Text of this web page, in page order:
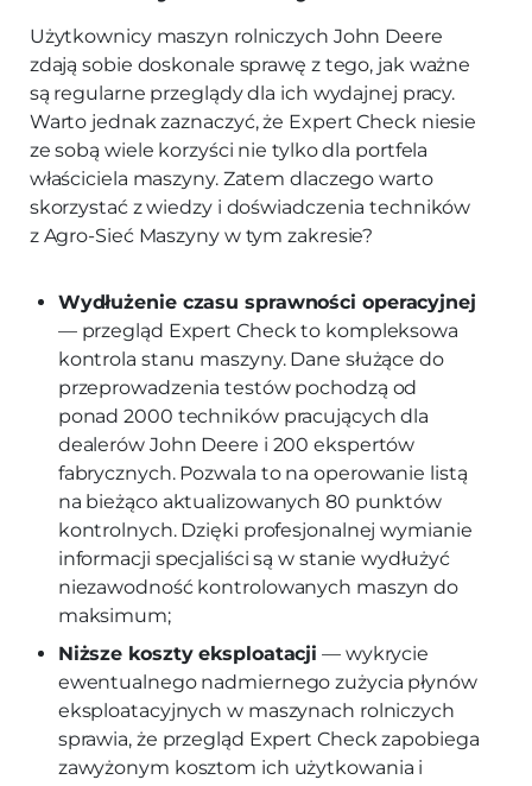
Użytkownicy maszyn rolniczych John Deere
zdają sobie doskonale sprawę z tego, jak ważne
są regularne przeglądy dla ich wydajnej pracy.
Warto jednak zaznaczyć, że Expert Check niesie
ze sobą wiele korzyści nie tylko dla portfela
właściciela maszyny. Zatem dlaczego warto
skorzystać z wiedzy i doświadczenia techników
z Agro-Sieć Maszyny w tym zakresie?
Wydłużenie czasu sprawności operacyjnej
— przegląd Expert Check to kompleksowa
kontrola stanu maszyny. Dane służące do
przeprowadzenia testów pochodzą od
ponad 2000 techników pracujących dla
dealerów John Deere i 200 ekspertów
fabrycznych. Pozwala to na operowanie listą
na bieżąco aktualizowanych 80 punktów
kontrolnych. Dzięki profesjonalnej wymianie
informacji specjaliści są w stanie wydłużyć
niezawodność kontrolowanych maszyn do
maksimum;
Niższe koszty eksploatacji — wykrycie
ewentualnego nadmiernego zużycia płynów
eksploatacyjnych w maszynach rolniczych
sprawia, że przegląd Expert Check zapobiega
zawyżonym kosztom ich użytkowania i